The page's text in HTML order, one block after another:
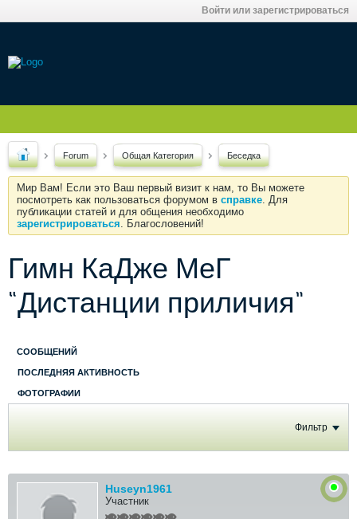
Войти или зарегистрироваться
Forum Общая Категория Беседка
Мир Вам! Если это Ваш первый визит к нам, то Вы можете
посмотреть как пользоваться форумом в справке. Для
публикации статей и для общения необходимо
зарегистрироваться. Благословений!
Гимн КаДже МеГ
“Дистанции приличия”
СООБЩЕНИЙ
ПОСЛЕДНЯЯ АКТИВНОСТЬ
ФОТОГРАФИИ
Фильтр
Huseyn1961
Участник